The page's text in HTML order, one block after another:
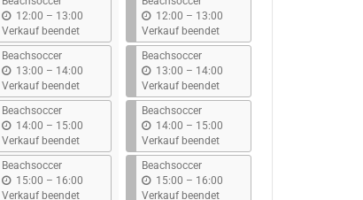
12:00 – b
i
s
13:00
Verkauf beendet
Beachsoccer
13:00 – b
i
s
14:00
Verkauf beendet
Beachsoccer
14:00 – b
i
s
15:00
Verkauf beendet
Beachsoccer
15:00 – b
i
16:00
Verkauf beendet
12:00 – b
i
s
13:00
Verkauf beendet
Beachsoccer
13:00 – b
i
s
14:00
Verkauf beendet
Beachsoccer
14:00 – b
i
s
15:00
Verkauf beendet
Beachsoccer
15:00 – b
i
16:00
Verkauf beendet